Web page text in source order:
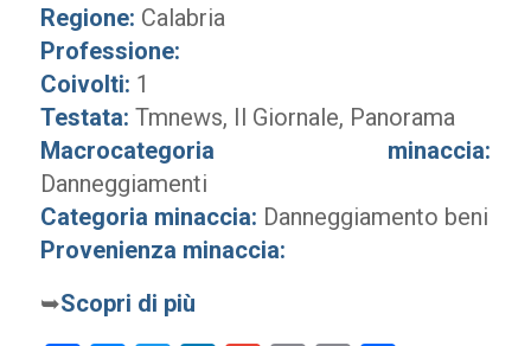
Regione: Calabria
Professione:
Coivolti: 1
Testata: Tmnews, Il Giornale, Panorama
Macrocategoria minaccia:
Danneggiamenti
Categoria minaccia: Danneggiamento beni
Provenienza minaccia:
➥Scopri di più